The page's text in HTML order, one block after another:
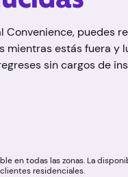
Convenience, puedes
mientras estás fuera y
sin cargos de
en todas las zonas. La
residenciales.